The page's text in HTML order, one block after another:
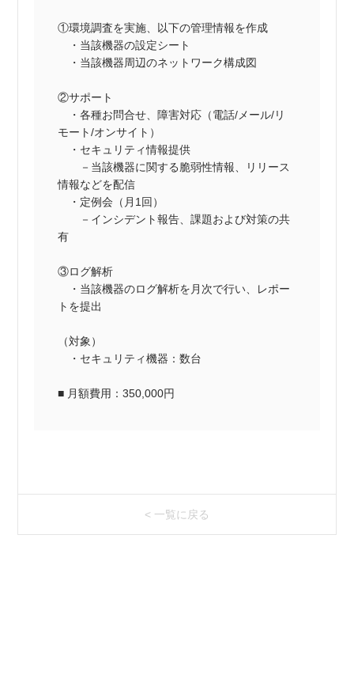
①環境調査を実施、以下の管理情報を作成
・当該機器の設定シート
・当該機器周辺のネットワーク構成図
②サポート
・各種お問合せ、障害対応（電話/メール/リ
モート/オンサイト）
・セキュリティ情報提供
－当該機器に関する脆弱性情報、リリース
情報などを配信
・定例会（月1回）
－インシデント報告、課題および対策の共
有
③ログ解析
・当該機器のログ解析を月次で行い、レポー
トを提出
（対象）
・セキュリティ機器：数台
■ 月額費用：350,000円
< 一覧に戻る